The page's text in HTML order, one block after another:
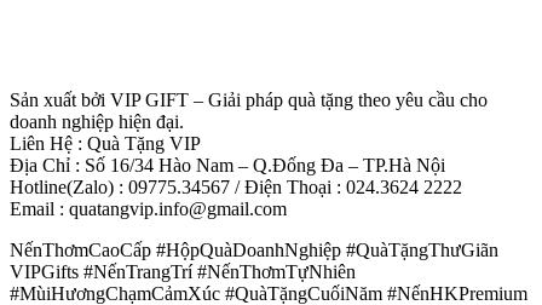
Sản xuất bởi VIP GIFT – Giải pháp quà tặng theo yêu cầu cho
doanh nghiệp hiện đại.
Liên Hệ : Quà Tặng VIP
Địa Chỉ : Số 16/34 Hào Nam – Q.Đống Đa – TP.Hà Nội
Hotline(Zalo) : 09775.34567 / Điện Thoại : 024.3624 2222
Email : quatangvip.info@gmail.com
NếnThơmCaoCấp #HộpQuàDoanhNghiệp #QuàTặngThưGiãn
VIPGifts #NếnTrangTrí #NếnThơmTựNhiên
#MùiHươngChạmCảmXúc #QuàTặngCuốiNăm #NếnHKPremium